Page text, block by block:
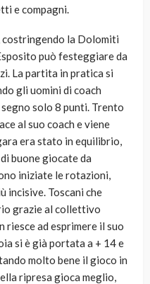
e compagni.
la Dolomiti
può festeggiare da
La partita in pratica si
gli uomini di coach
solo 8 punti. Trento
al suo coach e viene
era stato in equilibrio,
buone giocate da
iniziate le rotazioni,
incisive. Toscani che
grazie al collettivo
ad esprimere il suo
si è già portata a + 14 e
molto bene il gioco in
ripresa gioca meglio,